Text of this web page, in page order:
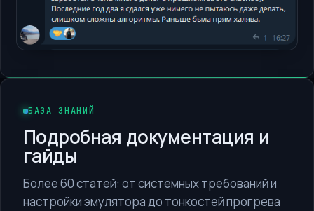
БАЗА ЗНАНИЙ
Подробная документация и
гайды
Более 60 статей: от системных требований и
настройки эмулятора до тонкостей прогрева